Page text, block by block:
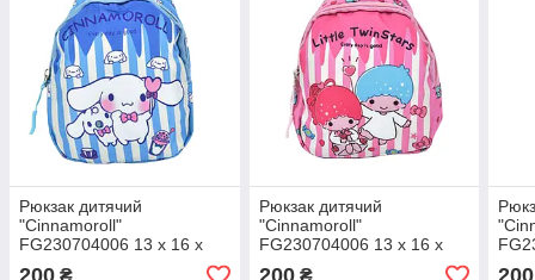
Рюкзак дитячий
"Cinnamoroll"
FG230704006 13 x 16 x
6,5 см 1 ремінь, застібка-
Рюкзак дитячий
"Cinnamoroll"
FG230704006 13 x 16 x
6,5 см 1 ремінь, застібка-
6,5